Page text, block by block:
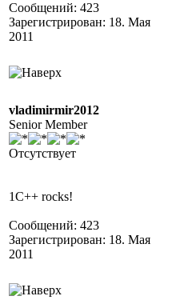
Сообщений: 423
Зарегистрирован: 18. Мая
2011
vladimirmir2012
Senior Member
Отсутствует
1C++ rocks!
Сообщений: 423
Зарегистрирован: 18. Мая
2011